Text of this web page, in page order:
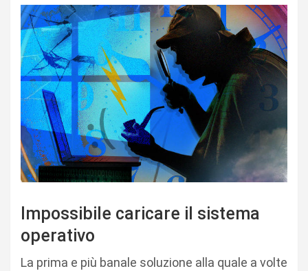
Impossibile caricare il sistema
operativo
La prima e più banale soluzione alla quale a volte